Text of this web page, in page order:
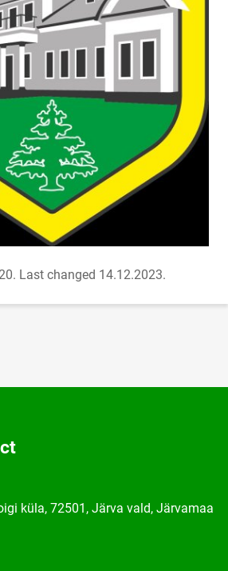
Last changed 14.12.2023.
küla, 72501, Järva vald, Järvamaa